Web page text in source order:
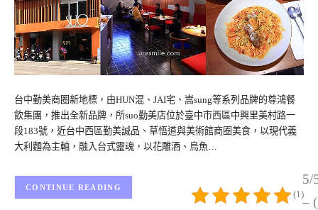
台中勤美商圈新地標，由HUN混、JAI宅、嵩sung等系列品牌的尊鴻餐
飲集團，推出全新品牌，所suo勤美店位於臺中市西區中興里美村路一
段183號，近台中西區勤美誠品、草悟道與美術館商圈美食，以現代義
大利麵為主軸，融入台式靈魂，以花雕酒、烏魚…
5/
–
(1)
CONTINUE READING